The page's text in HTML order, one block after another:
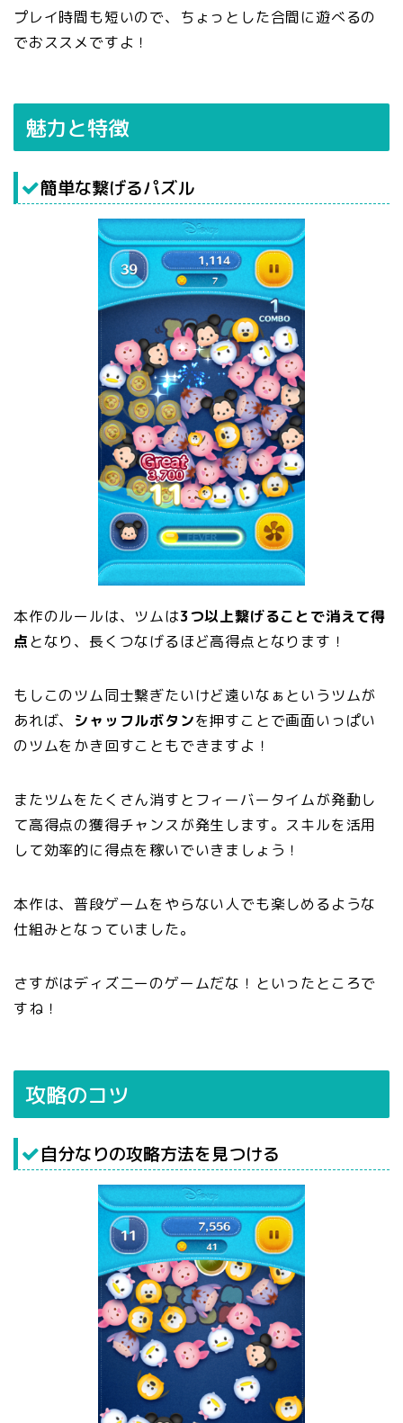
プレイ時間も短いので、ちょっとした合間に遊べるの
でおススメですよ！
魅力と特徴
簡単な繋げるパズル
本作のルールは、ツムは3つ以上繋げることで消えて得
点となり、長くつなげるほど高得点となります！
もしこのツム同士繋ぎたいけど遠いなぁというツムが
あれば、 シャッフルボタンを押すことで画面いっぱい
のツムをかき回すこともできますよ！
またツムをたくさん消すとフィーバータイムが発動し
て高得点の獲得チャンスが発生します。スキルを活用
して効率的に得点を稼いでいきましょう！
本作は、普段ゲームをやらない人でも楽しめるような
仕組みとなっていました。
さすがはディズニーのゲームだな！といったところで
すね！
攻略のコツ
自分なりの攻略方法を見つける